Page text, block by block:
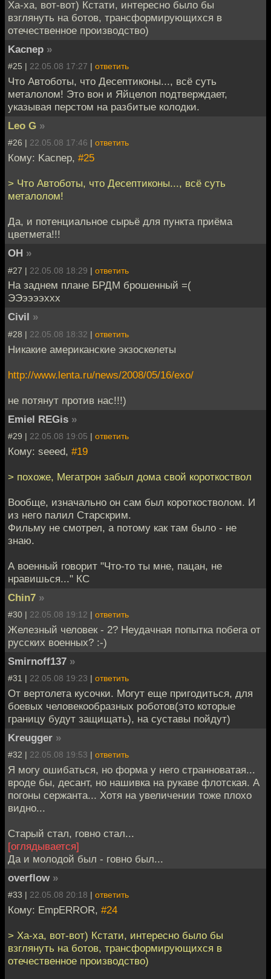
Ха-ха, вот-вот) Кстати, интересно было бы
взглянуть на ботов, трансформирующихся в
отечественное производство)
Kacnep »
#25 | 22.05.08 17:27 | ответить
Что Автоботы, что Десептиконы..., всё суть
металолом! Это вон и Яйцелоп подтверждает,
указывая перстом на разбитые колодки.
Leo G »
#26 | 22.05.08 17:46 | ответить
Кому: Kacnep, #25
> Что Автоботы, что Десептиконы..., всё суть
металолом!
Да, и потенциальное сырьё для пункта приёма
цветмета!!!
ОН »
#27 | 22.05.08 18:29 | ответить
На заднем плане БРДМ брошенный =(
ЭЭээээххх
Civil »
#28 | 22.05.08 18:32 | ответить
Никакие американские экзоскелеты
http://www.lenta.ru/news/2008/05/16/exo/
не потянут против нас!!!)
Emiel REGis »
#29 | 22.05.08 19:05 | ответить
Кому: seeed, #19
> похоже, Мегатрон забыл дома свой короткоствол
Вообще, изначально он сам был короткостволом. И
из него палил Старскрим.
Фильму не смотрел, а потому как там было - не
знаю.
А военный говорит "Что-то ты мне, пацан, не
нравишься..." КС
Chin7 »
#30 | 22.05.08 19:12 | ответить
Железный человек - 2? Неудачная попытка побега от
русских военных? :-)
Smirnoff137 »
#31 | 22.05.08 19:23 | ответить
От вертолета кусочки. Могут еще пригодиться, для
боевых человекообразных роботов(это которые
границу будут защищать), на суставы пойдут)
Kreugger »
#32 | 22.05.08 19:53 | ответить
Я могу ошибаться, но форма у него странноватая...
вроде бы, десант, но нашивка на рукаве флотская. А
погоны сержанта... Хотя на увеличении тоже плохо
видно...
Старый стал, говно стал...
[оглядывается]
Да и молодой был - говно был...
overflow »
#33 | 22.05.08 20:18 | ответить
Кому: EmpERROR, #24
> Ха-ха, вот-вот) Кстати, интересно было бы
взглянуть на ботов, трансформирующихся в
отечественное производство)